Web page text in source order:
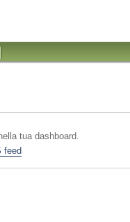
tua dashboard.
feed